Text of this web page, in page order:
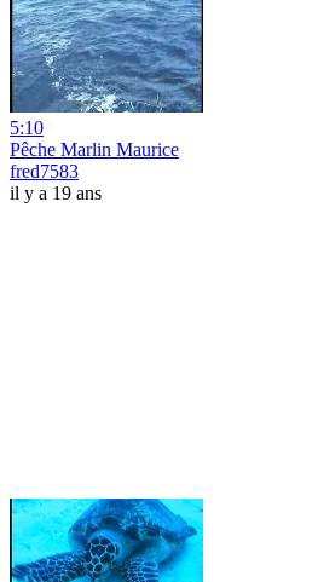
5:10
Pêche Marlin Maurice
fred7583
il y a 19 ans